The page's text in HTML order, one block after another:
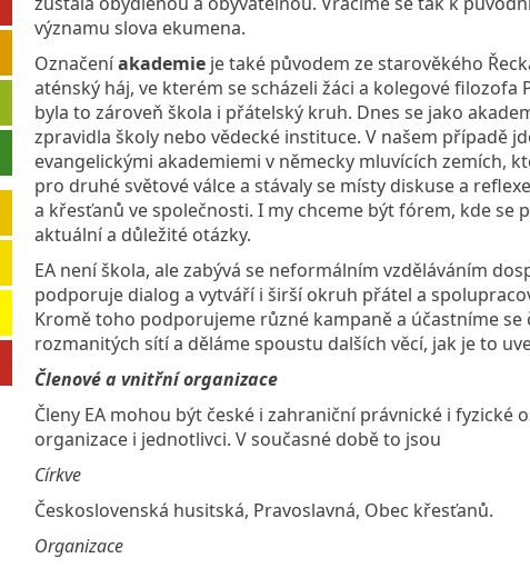
významu slova ekumena.
Označeníakademie je také původem ze starověkého
aténský háj, ve kterém se scházeli žáci a kolegové filozofa
byla to zároveň škola i přátelský kruh. Dnes se jako
zpravidla školy nebo vědecké instituce. V našem případě
evangelickými akademiemi v německy mluvících zemích,
pro druhé světové válce a stávaly se místy diskuse a
a křesťanů ve společnosti. I my chceme být fórem, kde se
aktuální a důležité otázky.
EA není škola, ale zabývá se neformálním vzděláváním
podporuje dialog a vytváří i širší okruh přátel a
Kromě toho podporujeme různé kampaně a účastníme se
rozmanitých sítí a děláme spoustu dalších věcí, jak je to
Členové a vnitřní organizace
Členy EA mohou být české i zahraniční právnické i fyzické
organizace i jednotlivci. V současné době to jsou
Církve
Československá husitská, Pravoslavná, Obec křesťanů.
Organizace